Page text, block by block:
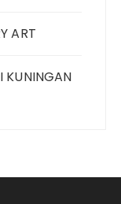
ART
KUNINGAN